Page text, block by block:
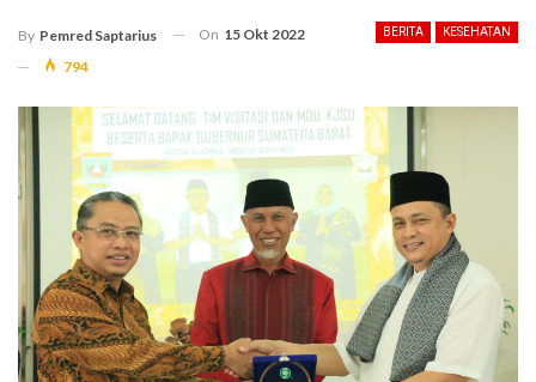
BERITA KESEHATAN
By Pemred Saptarius On 15 Okt 2022
794